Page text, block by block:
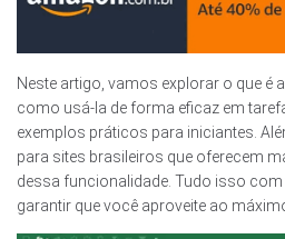
Neste artigo, vamos explorar o que é
como usá-la de forma eficaz em
exemplos práticos para iniciantes.
para sites brasileiros que oferecem
dessa funcionalidade. Tudo isso com
garantir que você aproveite ao